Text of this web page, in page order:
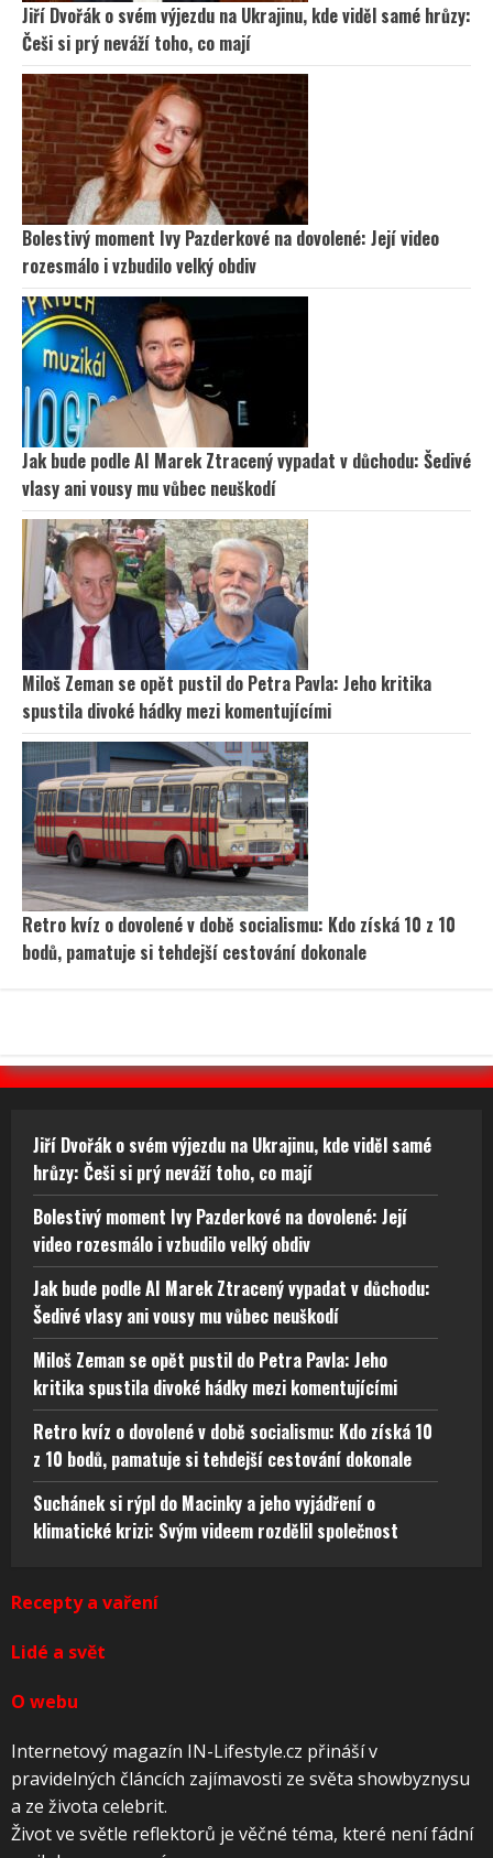
Jiří Dvořák o svém výjezdu na Ukrajinu, kde viděl samé hrůzy:
Češi si prý neváží toho, co mají
Bolestivý moment Ivy Pazderkové na dovolené: Její video
rozesmálo i vzbudilo velký obdiv
Jak bude podle AI Marek Ztracený vypadat v důchodu: Šedivé
vlasy ani vousy mu vůbec neuškodí
Miloš Zeman se opět pustil do Petra Pavla: Jeho kritika
spustila divoké hádky mezi komentujícími
Retro kvíz o dovolené v době socialismu: Kdo získá 10 z 10
bodů, pamatuje si tehdejší cestování dokonale
Jiří Dvořák o svém výjezdu na Ukrajinu, kde viděl samé
hrůzy: Češi si prý neváží toho, co mají
Bolestivý moment Ivy Pazderkové na dovolené: Její
video rozesmálo i vzbudilo velký obdiv
Jak bude podle AI Marek Ztracený vypadat v důchodu:
Šedivé vlasy ani vousy mu vůbec neuškodí
Miloš Zeman se opět pustil do Petra Pavla: Jeho
kritika spustila divoké hádky mezi komentujícími
Retro kvíz o dovolené v době socialismu: Kdo získá 10
z 10 bodů, pamatuje si tehdejší cestování dokonale
Suchánek si rýpl do Macinky a jeho vyjádření o
klimatické krizi: Svým videem rozdělil společnost
Recepty a vaření
Lidé a svět
O webu
Internetový magazín IN-Lifestyle.cz přináší v
pravidelných článcích zajímavosti ze světa showbyznysu
a ze života celebrit.
Život ve světle reflektorů je věčné téma, které není fádní